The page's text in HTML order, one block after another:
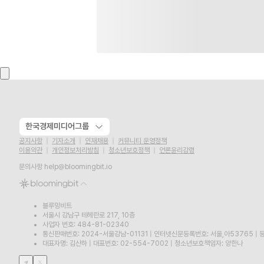
한국경제미디어그룹
공지사항 기자소개 인재채용
커뮤니티 운영정책
이용약관
개인정보처리방침 청소년보호정책
언론윤리강령
문의사항 help@bloomingbit.io
블루밍비트
서울시 강남구 테헤란로 217, 10층
사업자 번호: 484-81-02340
통신판매번호: 2024-서울강남-01131
인터넷신문등록번호: 서울,아53765
대표자명: 김산하
대표번호: 02-554-7002 청소년보호책임자: 양한나